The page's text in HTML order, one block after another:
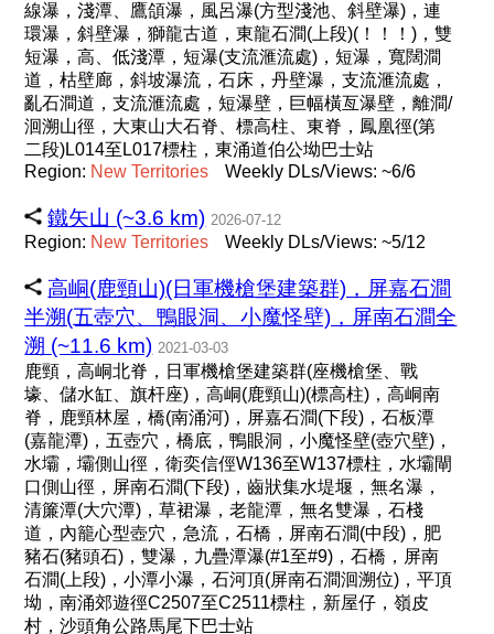
線瀑，淺潭、鷹頜瀑，風呂瀑(方型淺池、斜壁瀑)，連
環瀑，斜壁瀑，獅龍古道，東龍石澗(上段)(！！！)，雙
短瀑，高、低淺潭，短瀑(支流滙流處)，短瀑，寬闊澗
道，枯壁廊，斜坡瀑流，石床，丹壁瀑，支流滙流處，
亂石澗道，支流滙流處，短瀑壁，巨幅橫亙瀑壁，離澗/
洄溯山徑，大東山大石脊、標高柱、東脊，鳳凰徑(第
二段)L014至L017標柱，東涌道伯公坳巴士站
Region: New Territories Weekly DLs/Views: ~6/6
鐵矢山 (~3.6 km) 2026-07-12
Region: New Territories Weekly DLs/Views: ~5/12
高峒(鹿頸山)(日軍機槍堡建築群)，屏嘉石澗
半溯(五壺穴、鴨眼洞、小魔怪壁)，屏南石澗全
溯 (~11.6 km) 2021-03-03
鹿頸，高峒北脊，日軍機槍堡建築群(座機槍堡、戰
壕、儲水缸、旗杆座)，高峒(鹿頸山)(標高柱)，高峒南
脊，鹿頸林屋，橋(南涌河)，屏嘉石澗(下段)，石板潭
(嘉龍潭)，五壺穴，橋底，鴨眼洞，小魔怪壁(壺穴壁)，
水壩，壩側山徑，衛奕信俓W136至W137標柱，水壩閘
口側山徑，屏南石澗(下段)，齒狀集水堤堰，無名瀑，
清簾潭(大穴潭)，草裙瀑，老龍潭，無名雙瀑，石棧
道，內籠心型壺穴，急流，石橋，屏南石澗(中段)，肥
豬石(豬頭石)，雙瀑，九疊潭瀑(#1至#9)，石橋，屏南
石澗(上段)，小潭小瀑，石河頂(屏南石澗洄溯位)，平頂
坳，南涌郊遊徑C2507至C2511標柱，新屋仔，嶺皮
村，沙頭角公路馬尾下巴士站